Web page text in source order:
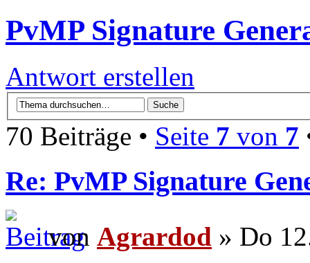
PvMP Signature
Antwort erstellen
70 Beiträge • Seite 7 von 7
Re: PvMP Signature
von Agrardod » Do